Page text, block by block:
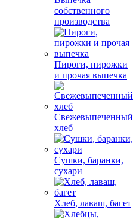
собственного
производства
Пироги, пирожки
и прочая выпечка
Свежевыпеченный
хлеб
Сушки, баранки,
сухари
Хлеб, лаваш, багет